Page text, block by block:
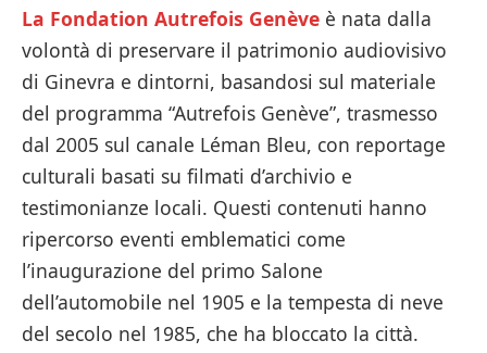
La Fondation Autrefois Genève è nata dalla
volontà di preservare il patrimonio audiovisivo
di Ginevra e dintorni, basandosi sul materiale
del programma “Autrefois Genève”, trasmesso
dal 2005 sul canale Léman Bleu, con reportage
culturali basati su filmati d’archivio e
testimonianze locali. Questi contenuti hanno
ripercorso eventi emblematici come
l’inaugurazione del primo Salone
dell’automobile nel 1905 e la tempesta di neve
del secolo nel 1985, che ha bloccato la città.